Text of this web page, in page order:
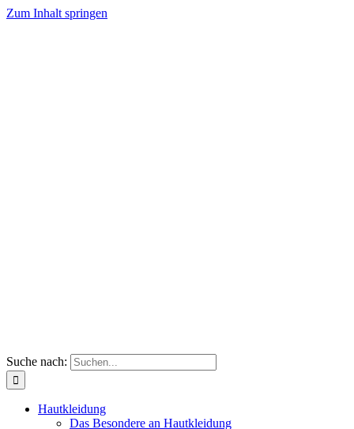
Zum Inhalt springen
Suche nach:
Hautkleidung
Das Besondere an Hautkleidung